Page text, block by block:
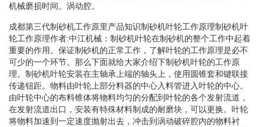
机械磨损时间。涡动腔。
成都第三代制砂机工作原里产品知识制砂机叶轮工作原理制砂机叶
轮工作原理作者:中江机械：制砂机叶轮在制砂机的整个工作中起着
重要的作用。保证制砂机的正常工作，了解叶轮的工作原理是必不
可少的一个环节。那么下面就给大家介绍下制砂机叶轮的工作原
理。制砂机叶轮安装在主轴承上端的轴头上，使用圆锥套和键联接
传递钮距。物料由叶轮上部分料器的中心入料管进入叶轮的中心。
由叶轮中心的布料锥体将物料均匀的分配到叶轮的各个发射流道，
在发射流道出口，安装有特殊材料制成的耐磨块，可以更换。叶轮
将物料加速到一定速度抛射出去，冲击到涡动破碎腔内的物料衬